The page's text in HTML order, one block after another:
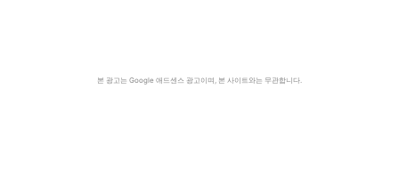
본 광고는 Google 애드센스 광고이며, 본 사이트와는 무관합니다.